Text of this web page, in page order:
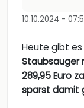
10.10.2024 -
Heute gibt
Staubsauger
289,95 Euro
sparst damit